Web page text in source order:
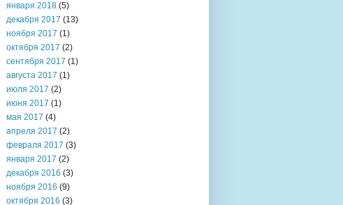
января 2018 (5)
декабря 2017 (13)
ноября 2017 (1)
октября 2017 (2)
сентября 2017 (1)
августа 2017 (1)
июля 2017 (2)
июня 2017 (1)
мая 2017 (4)
апреля 2017 (2)
февраля 2017 (3)
января 2017 (2)
декабря 2016 (3)
ноября 2016 (9)
октября 2016 (3)